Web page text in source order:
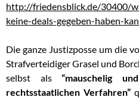
http://friedensblick.de/30400/
keine-deals-gegeben-haben-
Die ganze Justizposse um die
Strafverteidiger Grasel und
selbst als“mauschelig
rechtsstaatlichen Verfahren”